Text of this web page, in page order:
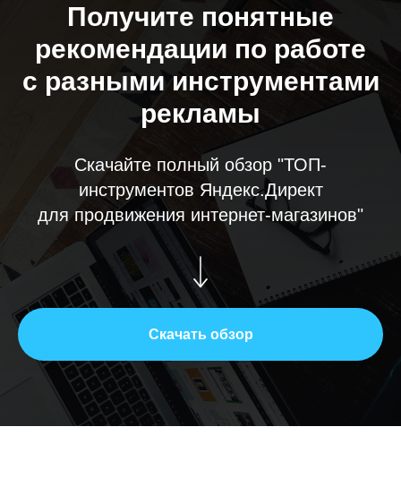
Получите понятные
рекомендации по работе
с разными инструментами
рекламы
Скачайте полный обзор "ТОП-
инструментов Яндекс.Директ
для продвижения интернет-магазинов"
Скачать обзор